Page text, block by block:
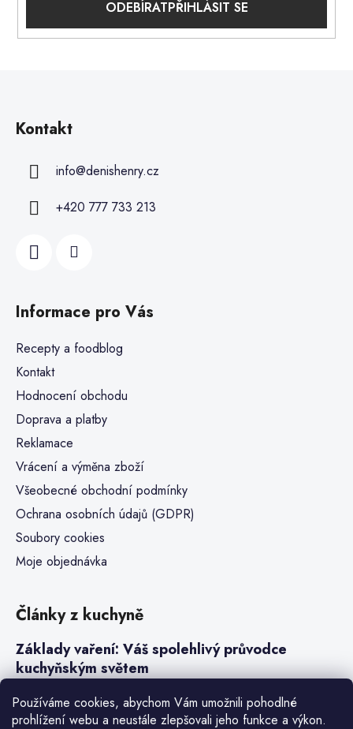
Používáme cookies, abychom Vám umožnili pohodlné
prohlížení webu a neustále zlepšovali jeho funkce a výkon.
PŘIHLÁSIT SE
Kontakt
info@denishenry.cz
+420 777 733 213
Informace pro Vás
Recepty a foodblog
Kontakt
Hodnocení obchodu
Doprava a platby
Reklamace
Vrácení a výměna zboží
Všeobecné obchodní podmínky
Ochrana osobních údajů (GDPR)
Soubory cookies
Moje objednávka
Články z kuchyně
Základy vaření: Váš spolehlivý průvodce
kuchyňským světem
Steaky a sous-vide vaření
Jak vařit v tlakovém hrnci neboli papiňáku